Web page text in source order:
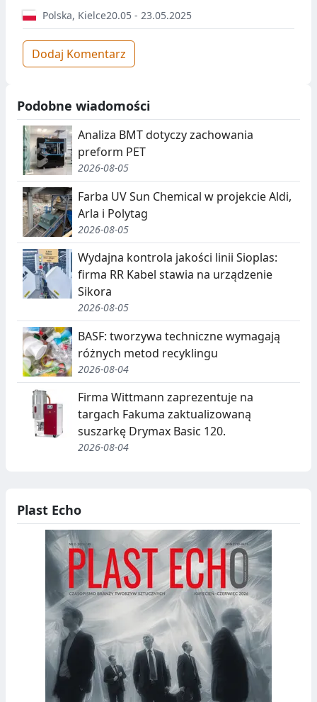
Polska, Kielce20.05 - 23.05.2025
Dodaj Komentarz
Podobne wiadomości
Analiza BMT dotyczy zachowania
preform PET
2026-08-05
Farba UV Sun Chemical w projekcie Aldi,
Arla i Polytag
2026-08-05
Wydajna kontrola jakości linii Sioplas:
firma RR Kabel stawia na urządzenie
Sikora
2026-08-05
BASF: tworzywa techniczne wymagają
różnych metod recyklingu
2026-08-04
Firma Wittmann zaprezentuje na
targach Fakuma zaktualizowaną
suszarkę Drymax Basic 120.
2026-08-04
Plast Echo